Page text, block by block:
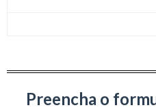
Preencha o